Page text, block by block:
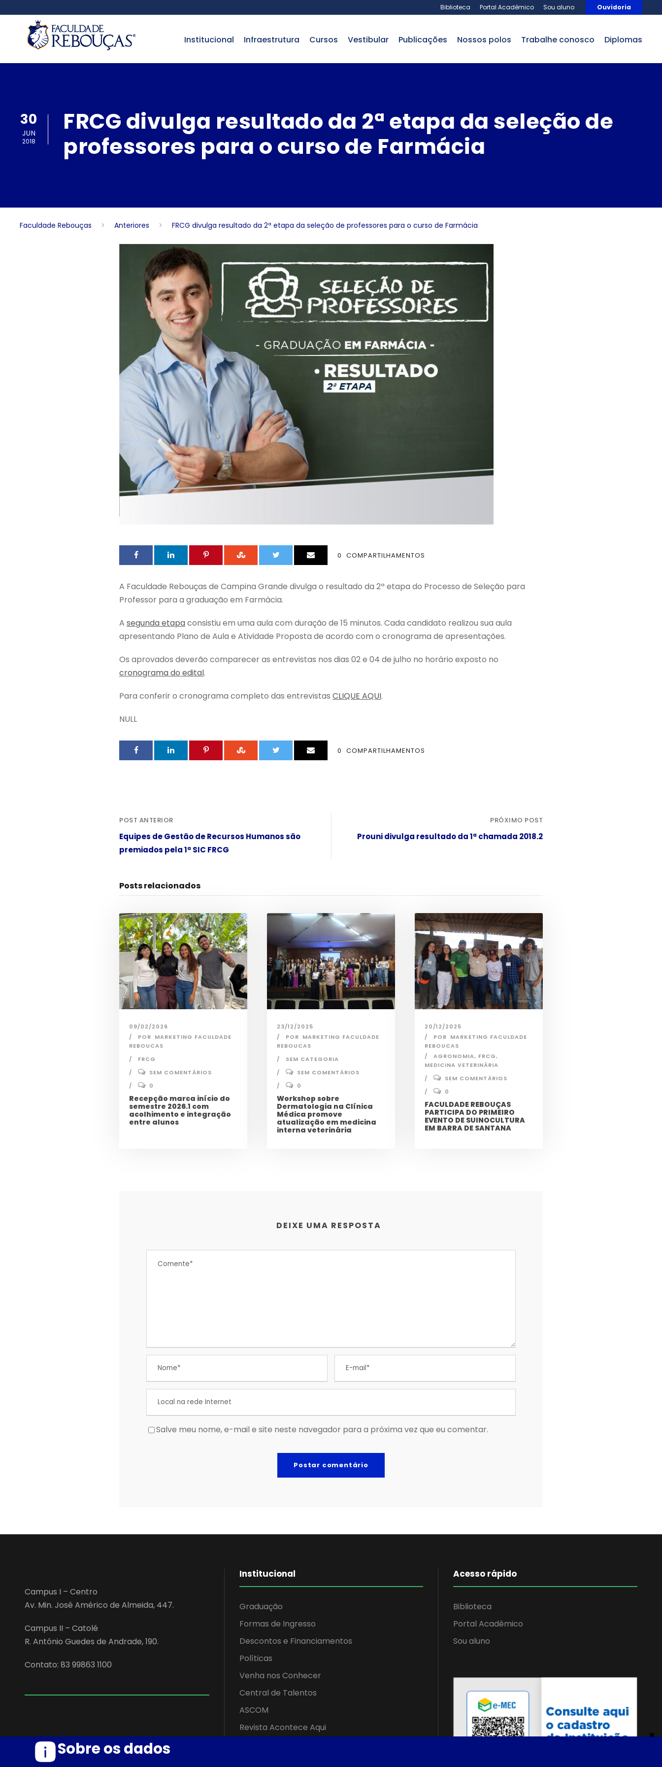
Biblioteca Portal Acadêmico Sou aluno Ouvidoria
institucional infraestrutura cursos vestibular publicações nossos polos trabalhe conosco Diplomas
30
JUN
2018
FRCG divulga resultado da 2ª etapa da seleção de
professores para o curso de Farmácia
Faculdade Rebouças > Anteriores > FRCG divulga resultado da 2ª etapa da seleção de professores para o curso de Farmácia
0 COMPARTILHAMENTOS
A Faculdade Rebouças de Campina Grande divulga o resultado da 2ª etapa do Processo de Seleção para
Professor para a graduação em Farmácia.
A segunda etapaconsistiu em uma aula com duração de 15 minutos. Cada candidato realizou sua aula
apresentando Plano de Aula e Atividade Proposta de acordo com o cronograma de apresentações.
Os aprovados deverão comparecer as entrevistas nos dias 02 e 04 de julho no horário exposto no
cronograma do edital.
Para conferir o cronograma completo das entrevistas CLIQUE AQUI.
NULL
0 COMPARTILHAMENTOS
POST ANTERIOR
Equipes de Gestão de Recursos Humanos são
premiados pela 1ª SIC FRCG
PRÓXIMO POST
Prouni divulga resultado da 1ª chamada 2018.2
Posts relacionados
09/02/2026
POR MARKETING FACULDADE
REBOUCAS
FRCG
SEM COMENTÁRIOS
0
Recepção marca início do
semestre 2026.1 com
acolhimento e integração
entre alunos
23/12/2025
POR MARKETING FACULDADE
REBOUCAS
SEM CATEGORIA
SEM COMENTÁRIOS
0
Workshop sobre
Dermatologia na Clínica
Médica promove
atualização em medicina
interna veterinária
20/12/2025
POR MARKETING FACULDADE
REBOUCAS
AGRONOMIA, FRCG,
MEDICINA VETERINÁRIA
SEM COMENTÁRIOS
0
FACULDADE REBOUÇAS
PARTICIPA DO PRIMEIRO
EVENTO DE SUINOCULTURA
EM BARRA DE SANTANA
DEIXE UMA RESPOSTA
Salve meu nome, e-mail e site neste navegador para a próxima vez que eu comentar.
Campus I – Centro
Av. Min. José Américo de Almeida, 447.
Campus II – Catolé
R. Antônio Guedes de Andrade, 190.
Contato: 83 99863 1100
Institucional
Graduação
Formas de Ingresso
Descontos e Financiamentos
Políticas
Venha nos Conhecer
Central de Talentos
ASCOM
Revista Acontece Aqui
Acesso rápido
Biblioteca
Portal Acadêmico
Sou aluno
Sobre os dados